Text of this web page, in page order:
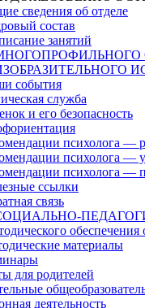
сведения об отделе
состав
занятий
события
служба
и его безопасность
психолога —
психолога —
психолога —
ссылки
связь
обеспечения
материалы
для родителей
деятельность